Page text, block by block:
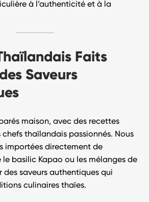
à l’authenticité et à la
Faits
Saveurs
maison, avec des recettes
chefs thaïlandais passionnés. Nous
importées directement de
le basilic Kapao ou les mélanges de
des saveurs authentiques qui
culinaires thaïes.